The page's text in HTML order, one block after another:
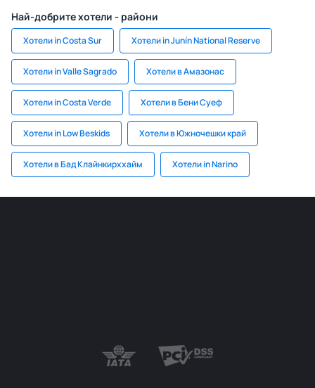
Най-добрите хотели - райони
Хотели in Costa Sur Хотели in Junín National Reserve
Хотели in Valle Sagrado Хотели в Амазонас
Хотели in Costa Verde Хотели в Бени Суеф
Хотели in Low Beskids Хотели в Южночешки край
Хотели в Бад Клайнкирххайм Хотели in Narino